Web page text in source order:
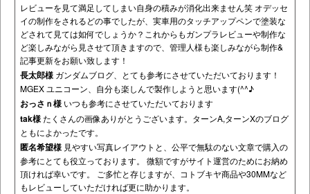
レビューを見て満足してしまい自身の積みが消化出来ません笑 オデッセ
イの制作をされるどの事でしたが、実車用のタッチアップペンで塗装な
どされて見ては如何でしょうか？これからもガンプラレビューや制作な
ど楽しみながら見させて頂きますので、管理人様も楽しみながら制作&
記事更新をお願い致します！
長太郎様 ガンダムブログ、とても参考にさせていただいております！
MGEX ユニコーン、自分も楽しんで製作しようと思います(^^♪
おっさｎ様 いつも参考にさせていただいております
tak様たくさんの画像ありがとうございます。ターンA,ターンXのブログ
ともによかったです。
匿名希望様 見やすい写真レイアウトと、公平で無駄のない文章で購入の
参考にとても役立っております。 微額ですがサイト運営のためにお納め
頂ければ幸いです。 ご多忙と存じますが、コトブキヤ商品や30MMなど
もレビューしていただければ更に助かります。